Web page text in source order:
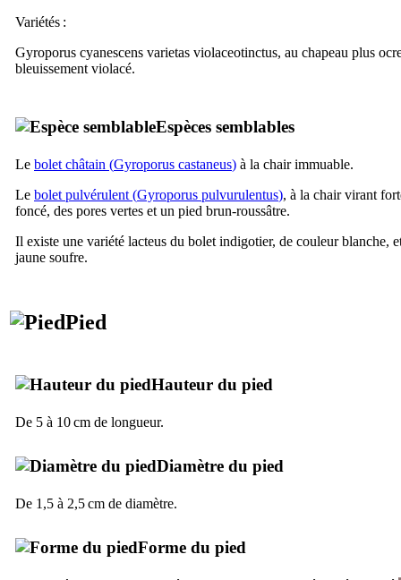
Variétés :
Gyroporus cyanescens varietas violaceotinctus, au chapeau plus
bleuissement violacé.
Espèces semblables
Le bolet châtain (Gyroporus castaneus) à la chair immuable.
Le bolet pulvérulent (Gyroporus pulvurulentus), à la chair virant
foncé, des pores vertes et un pied brun-roussâtre.
Il existe une variété lacteus du bolet indigotier, de couleur blanche,
jaune soufre.
Pied
Hauteur du pied
De 5 à 10 cm de longueur.
Diamètre du pied
De 1,5 à 2,5 cm de diamètre.
Forme du pied